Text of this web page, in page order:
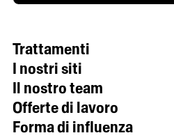
Trattamenti
I nostri siti
Il nostro team
Offerte di lavoro
Forma di influenza